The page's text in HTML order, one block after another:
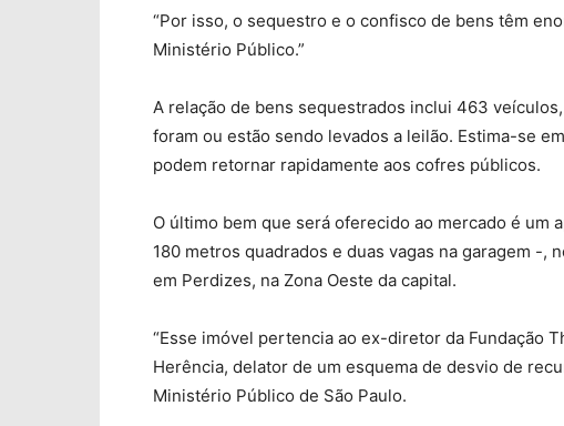
“Por isso, o sequestro e o confisco de bens têm
Ministério Público.”
A relação de bens sequestrados inclui 463
foram ou estão sendo levados a leilão. Estima-se
podem retornar rapidamente aos cofres públicos.
O último bem que será oferecido ao mercado é um
180 metros quadrados e duas vagas na garagem -,
em Perdizes, na Zona Oeste da capital.
“Esse imóvel pertencia ao ex-diretor da Fundação
Herência, delator de um esquema de desvio de
Ministério Público de São Paulo.